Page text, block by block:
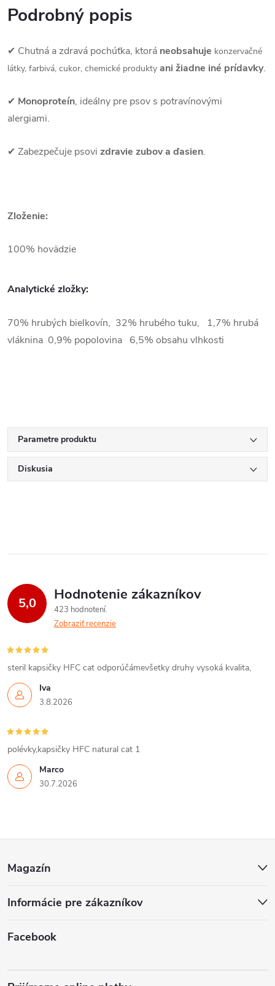
Podrobný popis
✔ Chutná a zdravá pochúťka, ktorá neobsahuje konzervačné
látky, farbivá, cukor, chemické produkty ani žiadne iné prídavky.
✔ Monoproteín, ideálny pre psov s potravínovými
alergiami.
✔ Zabezpečuje psovi zdravie zubov a ďasien.
Zloženie:
100% hovädzie
Analytické zložky:
70% hrubých bielkovín, 32% hrubého tuku, 1,7% hrubá
vláknina 0,9% popolovina 6,5% obsahu vlhkosti
Parametre produktu
Diskusia
5,0 Hodnotenie zákazníkov
423 hodnotení
Zobraziť recenzie
Iva
3.8.2026
steril kapsičky HFC cat odporúčámevšetky druhy vysoká kvalita,
Marco
30.7.2026
polévky,kapsičky HFC natural cat 1
p
ä
Magazín
Informácie pre zákazníkov
Facebook